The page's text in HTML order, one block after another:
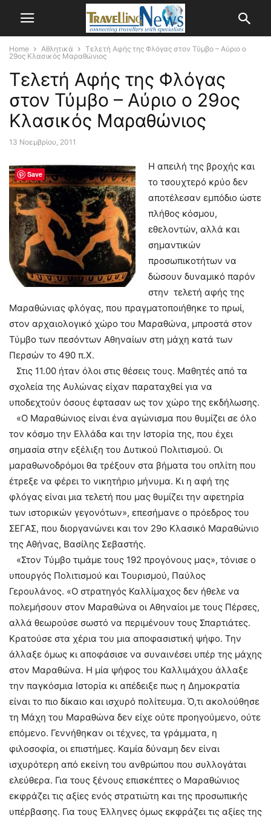
Home Αθλητικά
Τελετή Αφής της Φλόγας στον Τύμβο – Αύριο ο
29ος Κλασικός Μαραθώνιος
Τελετή Αφής της Φλόγας
στον Τύμβο – Αύριο ο 29ος
Κλασικός Μαραθώνιος
13 Νοεμβρίου, 2011
Η απειλή της βροχής και
το τσουχτερό κρύο δεν
αποτέλεσαν εμπόδιο ώστε
πλήθος κόσμου,
εθελοντών, αλλά και
σημαντικών
προσωπικοτήτων να
δώσουν δυναμικό παρόν
στην τελετή αφής της
Μαραθώνιας φλόγας, που πραγματοποιήθηκε το πρωί,
στον αρχαιολογικό χώρο του Μαραθώνα, μπροστά στον
Τύμβο των πεσόντων Αθηναίων στη μάχη κατά των
Περσών το 490 π.Χ.
Στις 11.00 ήταν όλοι στις θέσεις τους. Μαθητές από τα
σχολεία της Αυλώνας είχαν παραταχθεί για να
υποδεχτούν όσους έφτασαν ως τον χώρο της εκδήλωσης.
«Ο Μαραθώνιος είναι ένα αγώνισμα που θυμίζει σε όλο
τον κόσμο την Ελλάδα και την Ιστορία της, που έχει
σημασία στην εξέλιξη του Δυτικού Πολιτισμού. Οι
μαραθωνοδρόμοι θα τρέξουν στα βήματα του οπλίτη που
έτρεξε να φέρει το νικητήριο μήνυμα. Κι η αφή της
φλόγας είναι μια τελετή που μας θυμίζει την αφετηρία
των ιστορικών γεγονότων», επεσήμανε ο πρόεδρος του
ΣΕΓΑΣ, που διοργανώνει και τον 29ο Κλασικό Μαραθώνιο
της Αθήνας, Βασίλης Σεβαστής.
«Στον Τύμβο τιμάμε τους 192 προγόνους μας», τόνισε ο
υπουργός Πολιτισμού και Τουρισμού, Παύλος
Γερουλάνος. «Ο στρατηγός Καλλίμαχος δεν ήθελε να
πολεμήσουν στον Μαραθώνα οι Αθηναίοι με τους Πέρσες,
αλλά θεωρούσε σωστό να περιμένουν τους Σπαρτιάτες.
Κρατούσε στα χέρια του μια αποφασιστική ψήφο. Την
άλλαξε όμως κι αποφάσισε να συναινέσει υπέρ της μάχης
στον Μαραθώνα. Η μία ψήφος του Καλλιμάχου άλλαξε
την παγκόσμια Ιστορία κι απέδειξε πως η Δημοκρατία
είναι το πιο δίκαιο και ισχυρό πολίτευμα. Ό,τι ακολούθησε
τη Μάχη του Μαραθώνα δεν είχε ούτε προηγούμενο, ούτε
επόμενο. Γεννήθηκαν οι τέχνες, τα γράμματα, η
φιλοσοφία, οι επιστήμες. Καμία δύναμη δεν είναι
ισχυρότερη από εκείνη του ανθρώπου που συλλογάται
ελεύθερα. Για τους ξένους επισκέπτες ο Μαραθώνιος
εκφράζει τις αξίες ενός στρατιώτη και της προσωπικής
υπέρβασης. Για τους Έλληνες όμως εκφράζει τις αξίες της
Save